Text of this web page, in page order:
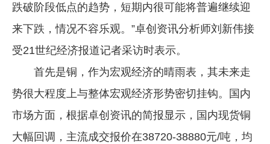
跌破阶段低点的趋势，短期内很可能将普遍继续迎
来下跌，情况不容乐观。”卓创资讯分析师刘新伟接
受21世纪经济报道记者采访时表示。
首先是铜，作为宏观经济的晴雨表，其未来走
势很大程度上与整体宏观经济形势密切挂钩。国内
市场方面，根据卓创资讯的简报显示，国内现货铜
大幅回调，主流成交报价在38720-38880元/吨，均